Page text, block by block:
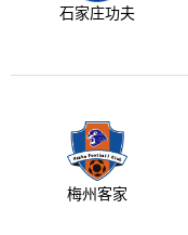
石家庄功夫
梅州客家